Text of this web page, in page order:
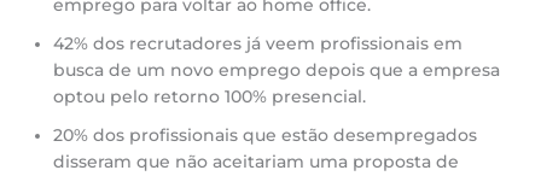
emprego para voltar ao home office.
42% dos recrutadores já veem profissionais em
busca de um novo emprego depois que a empresa
optou pelo retorno 100% presencial.
20% dos profissionais que estão desempregados
disseram que não aceitariam uma proposta de